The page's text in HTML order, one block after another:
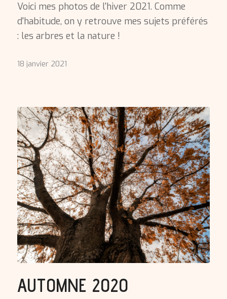
Voici mes photos de l'hiver 2021. Comme
d'habitude, on y retrouve mes sujets préférés
: les arbres et la nature !
18 janvier 2021
AUTOMNE 2020